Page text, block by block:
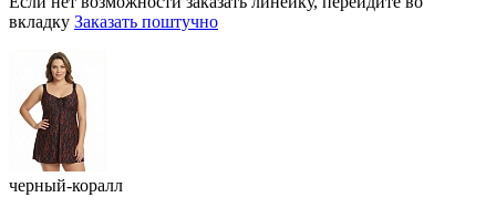
вкладку Заказать поштучно
черный-коралл